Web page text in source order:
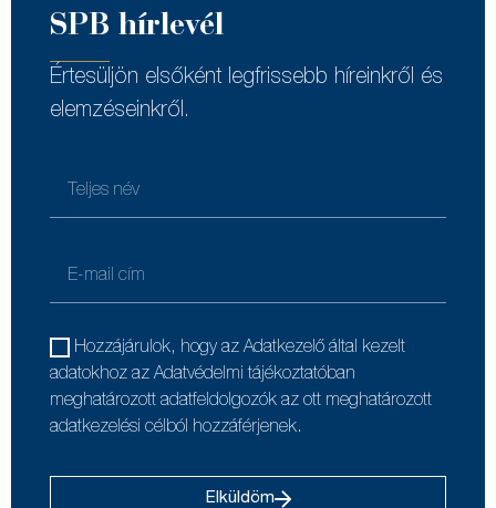
SPB hírlevél
Értesüljön elsőként legfrissebb híreinkről és
elemzéseinkről.
Hozzájárulok, hogy az Adatkezelő által kezelt
adatokhoz az Adatvédelmi tájékoztatóban
meghatározott adatfeldolgozók az ott meghatározott
adatkezelési célból hozzáférjenek.
Elküldöm